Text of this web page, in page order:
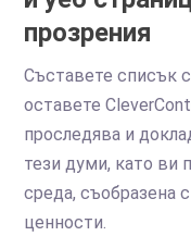
прозрения
Съставете списък
оставете
проследява и
тези думи, като ви
среда, съобразена
ценности.